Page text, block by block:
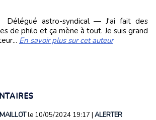
Délégué astro-syndical — J'ai fait des
de philo et ça mène à tout. Je suis grand
En savoir plus sur cet auteur
le 10/05/2024 19:17 | ALERTER